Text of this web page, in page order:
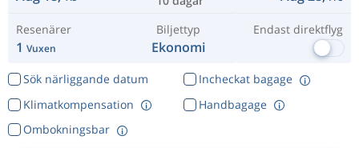
Resenärer
1 Vuxen
Biljettyp
Ekonomi
Endast direktflyg
Sök närliggande datum
Incheckat bagage
Klimatkompensation
Ombokningsbar
Handbagage